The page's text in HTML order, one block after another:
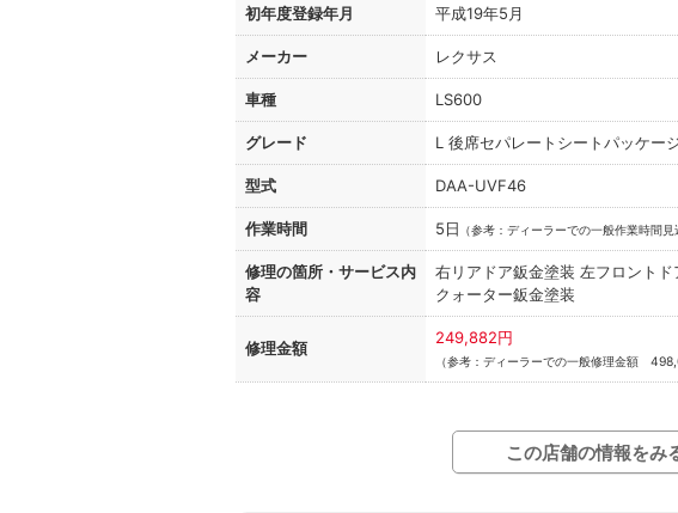
初年度登録年月 平成19年5月
メーカー レクサス
車種 LS600
グレード L 後席セパレートシートパッケー
型式 DAA-UVF46
作業時間 5日 （参考：ディーラーでの一般作業時間見
修理の箇所・ サービス内
容
右リアドア鈑金塗装 左フロント
クォーター鈑金塗装
修理金額
249,882円
（参考：ディーラーでの一般修理金額
この店舗の情報をみ